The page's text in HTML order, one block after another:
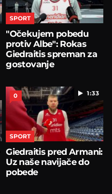
SPORT
"Očekujem pobedu
protiv Albe": Rokas
Giedraitis spreman za
gostovanje
1:33
0
SPORT
Giedraitis pred Armani:
Uz naše navijače do
pobede